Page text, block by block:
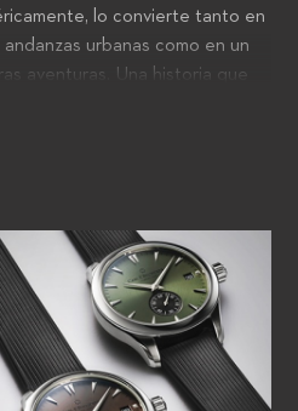
lo convierte tanto en
urbanas como en un
aventuras. Una historia que
el reloj cada vez que